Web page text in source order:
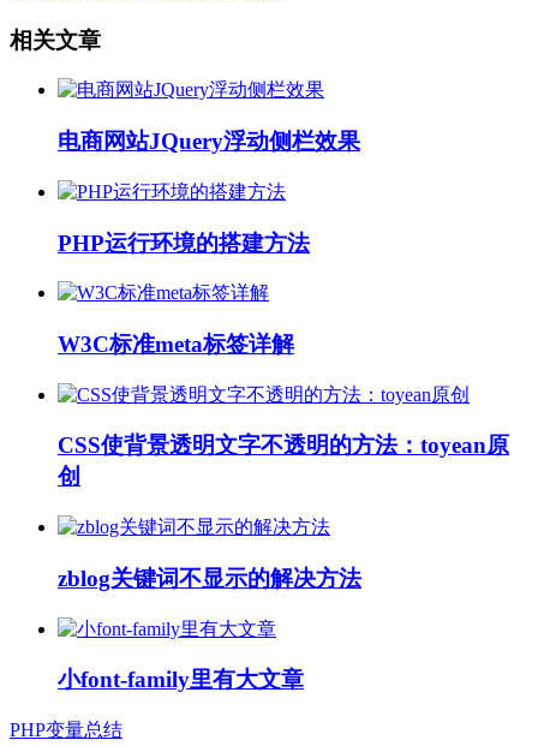
相关文章
电商网站JQuery浮动侧栏效果
PHP运行环境的搭建方法
W3C标准meta标签详解
CSS使背景透明文字不透明的方法：toyean原
创
zblog关键词不显示的解决方法
小font-family里有大文章
PHP变量总结